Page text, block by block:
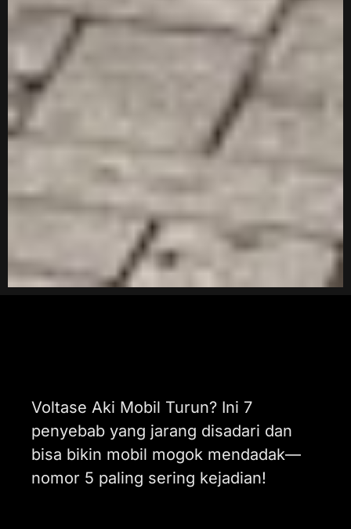
Voltase Aki Mobil Turun? Ini 7
penyebab yang jarang disadari dan
bisa bikin mobil mogok mendadak—
nomor 5 paling sering kejadian!